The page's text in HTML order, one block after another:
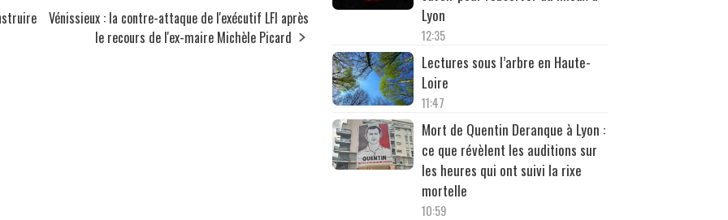
Vénissieux : la contre-attaque de l'exécutif LFI après
le recours de l'ex-maire Michèle Picard
Lyon
12:35
Lectures sous l’arbre en Haute-
Loire
11:47
Mort de Quentin Deranque à Lyon :
ce que révèlent les auditions sur
les heures qui ont suivi la rixe
mortelle
10:59